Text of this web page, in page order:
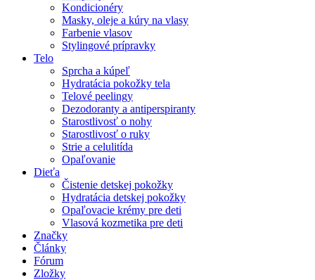
Kondicionéry
Masky, oleje a kúry na vlasy
Farbenie vlasov
Stylingové prípravky
Telo
Sprcha a kúpeľ
Hydratácia pokožky tela
Telové peelingy
Dezodoranty a antiperspiranty
Starostlivosť o nohy
Starostlivosť o ruky
Strie a celulitída
Opaľovanie
Dieťa
Čistenie detskej pokožky
Hydratácia detskej pokožky
Opaľovacie krémy pre deti
Vlasová kozmetika pre deti
Značky
Články
Fórum
Zložky